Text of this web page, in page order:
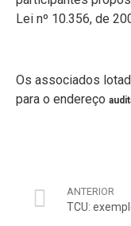
Lei nº 10.356, de
Os associados
para o endereço
ANTERIOR